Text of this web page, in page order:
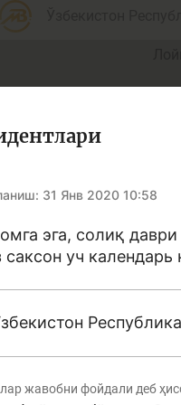
31 Янв 2020 10:58
эга, солиқ
уч календарь
жавобни фойдали деб